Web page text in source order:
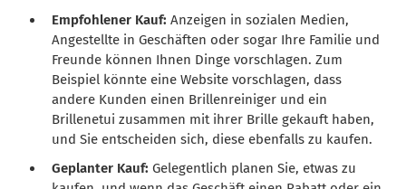
Empfohlener Kauf: Anzeigen in sozialen Medien,
Angestellte in Geschäften oder sogar Ihre Familie und
Freunde können Ihnen Dinge vorschlagen. Zum
Beispiel könnte eine Website vorschlagen, dass
andere Kunden einen Brillenreiniger und ein
Brillenetui zusammen mit ihrer Brille gekauft haben,
und Sie entscheiden sich, diese ebenfalls zu kaufen.
Geplanter Kauf:Gelegentlich planen Sie, etwas zu